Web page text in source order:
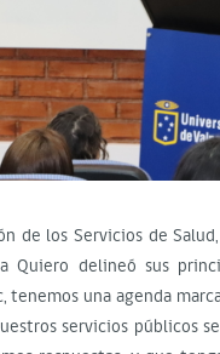
de los Servicios de
Quiero delineó sus
tenemos una agenda
servicios públicos